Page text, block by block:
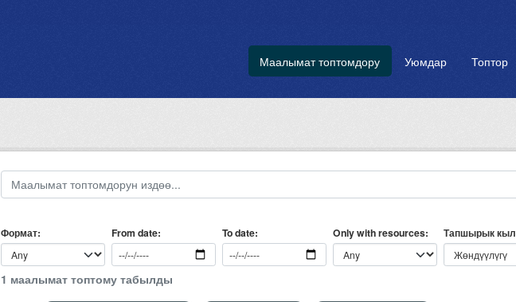
Маалымат топтомдору Уюмдар Топтор
Формат From date To date Only with resources Тапшырык кыл
1 маалымат топтому табылды